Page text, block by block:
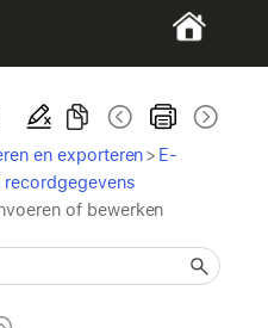
en exporteren> E-
of bewerken